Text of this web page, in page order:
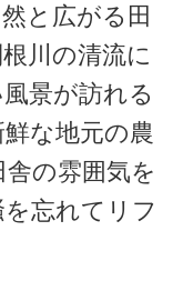
と広がる田
川の清流に
景が訪れる
な地元の農
の雰囲気を
忘れてリフ